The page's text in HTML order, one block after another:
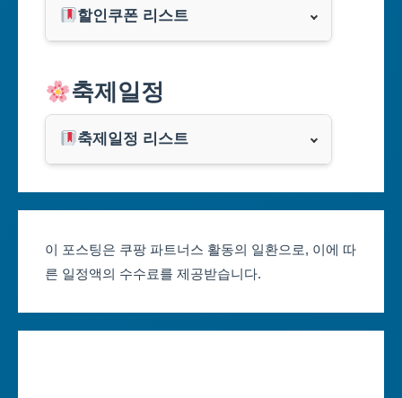
대구광역시
인천광역시
광주광역시
대전광역시
할인쿠폰 리스트
쿠팡
클룩
축제일정
축제일정 리스트
대구축제 일정
인천축제 일정
이 포스팅은 쿠팡 파트너스 활동의 일환으로, 이에 따
른 일정액의 수수료를 제공받습니다.